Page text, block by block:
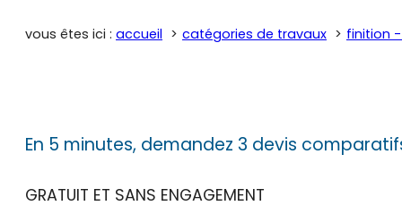
vous êtes ici : accueil catégories de travaux finition
En 5 minutes, demandez 3 devis
GRATUIT ET SANS ENGAGEMENT